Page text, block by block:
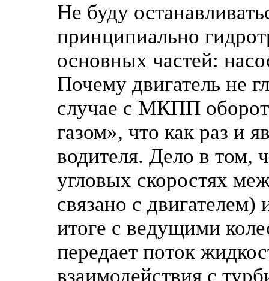
Не буду
принципиально
основных частей:
Почему двигатель не
случае с МКПП
газом», что как раз и
водителя. Дело в том,
угловых скоростях
связано с
итоге с ведущими
передает поток
взаимодействия с